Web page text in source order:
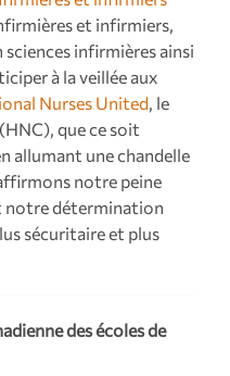
et infirmiers,
infirmières ainsi
à la veillée aux
Nurses United, le
que ce soit
allumant une chandelle
notre peine
notre détermination
sécuritaire et plus
des écoles de